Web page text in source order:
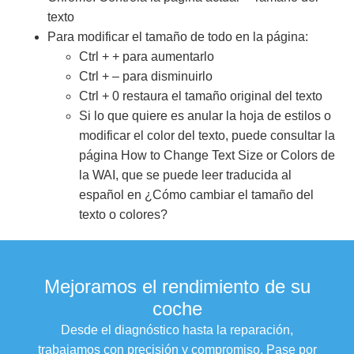
texto
Para modificar el tamaño de todo en la página:
Ctrl + + para aumentarlo
Ctrl + – para disminuirlo
Ctrl + 0 restaura el tamaño original del texto
Si lo que quiere es anular la hoja de estilos o
modificar el color del texto, puede consultar la
página How to Change Text Size or Colors de
la WAI, que se puede leer traducida al
español en ¿Cómo cambiar el tamaño del
texto o colores?
Mejoramos el rendimiento de su
coche
Desde el diagnóstico hasta la reparación,
trabajamos con precisión y compromiso. Pase por